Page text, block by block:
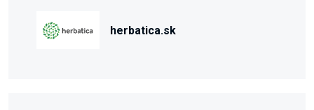
herbatica.sk